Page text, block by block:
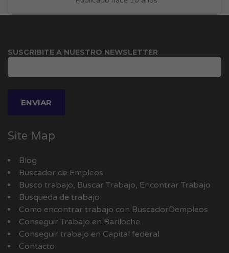
SUSCRIBITE A NUESTRO NEWSLETTER
Site Map
Blog
Buscador de Empleos
Busco trabajo, Buscar Trabajo, Encontrar Trabajo
Busqueda de trabajo
Como encontrar trabajo con BuscadorDempleos
Conseguir Trabajo en Bariloche
Conseguir trabajo en Capital federal
Contacto